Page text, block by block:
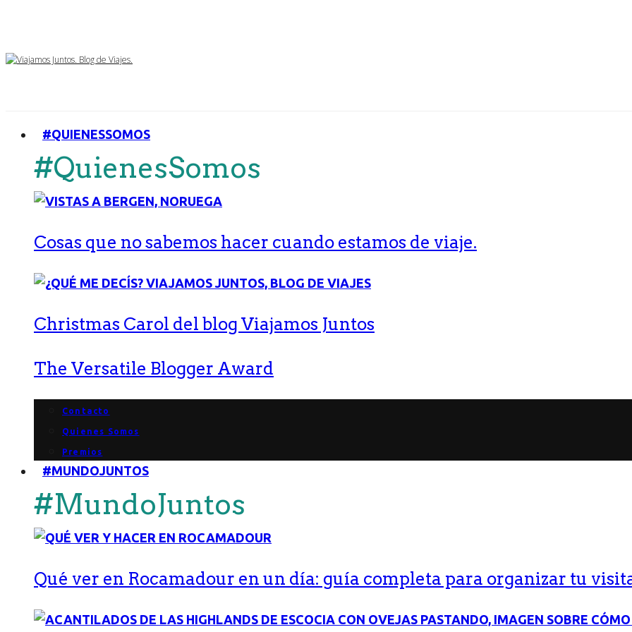
#QUIENESSOMOS
#QuienesSomos
Cosas que no sabemos hacer cuando estamos de viaje.
Christmas Carol del blog Viajamos Juntos
The Versatile Blogger Award
Contacto
Quienes Somos
Premios
#MUNDOJUNTOS
#MundoJuntos
Qué ver en Rocamadour en un día: guía completa para organizar tu